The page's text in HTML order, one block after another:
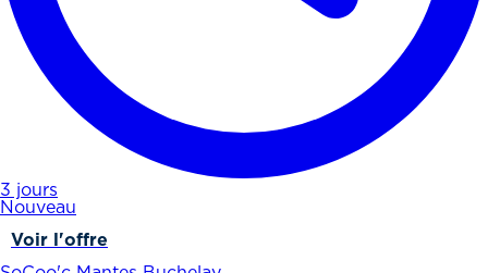
3 jours
Nouveau
Voir l'offre